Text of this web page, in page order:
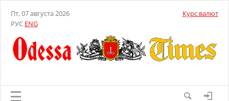
Пт, 07 августа 2026
РУС ENG
Курс валют